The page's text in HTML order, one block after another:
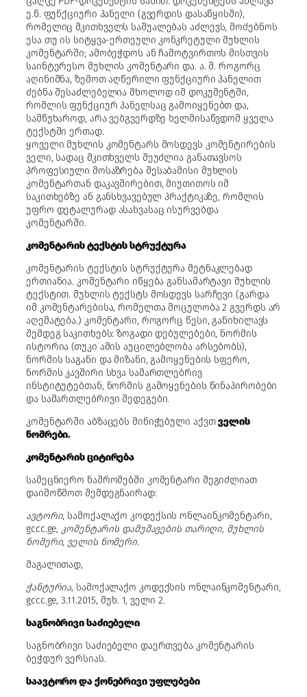
ე.წ. ფუნქციური პანელი (გვერდის დასაწყისში),
რომელიც მკითხველს საშუალებას აძლევს, მოძებნოს
ესა თუ ის სიტყვა-ერთეული კონკრეტული მუხლის
კომენტარში; ამობეჭდოს ან ჩამოტვირთოს მისთვის
საინტერესო მუხლის კომენტარი და. ა. შ. როგორც
აღინიშნა, ზემოთ აღწერილი ფუნქციური პანელით
ძებნა შესაძლებელია მხოლოდ იმ დოკუმენტში,
რომლის ფუნქციურ პანელსაც გამოიყენებთ და,
სამწუხაროდ, არა ვებგვერდზე ხელმისაწვდომ ყველა
ტექსტში ერთად.
ყოველი მუხლის კომენტარს მოსდევს კომენტირების
ველი, სადაც მკითხველს შეუძლია განათავსოს
პროფესიული მოსაზრება შესაბამისი მუხლის
კომენტართან დაკავშირებით, მიუთითოს იმ
საკითხებზე ან განსხვავებულ პრაქტიკაზე, რომლის
უფრო დეტალურად ასახვასაც ისურვებდა
კომენტარში.
კომენტარის ტექსტის სტრუქტურა
კომენტარის ტექსტის სტრუქტურა მეტნაკლებად
ერთიანია. კომენტარი იწყება განსამარტავი მუხლის
ტექსტით. მუხლის ტექსტს მოსდევს სარჩევი (გარდა
იმ კომენტარებისა, რომელთა მოცულობა 2 გვერდს არ
აღემატება.) კომენტარი, როგორც წესი, განიხილავს
შემდეგ საკითხებს: ზოგადი დებულებები, ნორმის
ისტორია (თუკი ამის აუცილებლობა არსებობს),
ნორმის საგანი და მიზანი, გამოყენების სფერო,
ნორმის კავშირი სხვა სამართლებრივ
ინსტიტუტებთან, ნორმის გამოყენების წინაპირობები
და სამართლებრივი შედეგები.
კომენტარში აბზაცებს მინიჭებული აქვთველის
ნომრები.
კომენტარის ციტირება
სამეცნიერო ნაშრომებში კომენტარი შეგიძლიათ
დაიმოწმოთ შემდეგნაირად:
ავტორი, სამოქალაქო კოდექსის ონლაინკომენტარი,
gccc.ge, კომენტარის დამუშავების თარიღი, მუხლის
ნომერი, ველის ნომერი.
მაგალითად,
ჭანტურია, სამოქალაქო კოდექსის ონლაინკომენტარი,
gccc.ge, 3.11.2015, მუხ. 1, ველი 2.
საგნობრივი საძიებელი
საგნობრივი საძიებელი დაერთვება კომენტარის
ბეჭდურ ვერსიას.
საავტორო და ქონებრივი უფლებები